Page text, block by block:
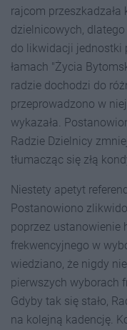
rajcom
dzielnicowych,
do likwidacji jednostki
łamach "Życia
radzie dochodzi do
przeprowadzono w
wykazała.
Radzie Dzielnicy
tłumacząc się złą
Niestety apetyt
Postanowiono
poprzez ustanowienie
frekwencyjnego w
wiedziano, że nigdy
pierwszych wyborach
Gdyby tak się stało,
na kolejną kadencję.